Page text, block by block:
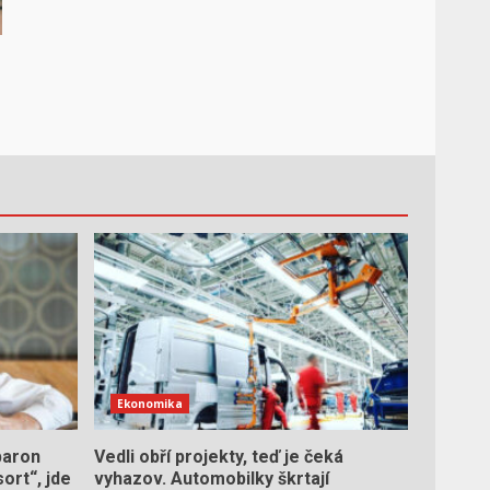
jde
Ekonomika
Vedli obří projekty, teď je čeká
vyhazov. Automobilky škrtají